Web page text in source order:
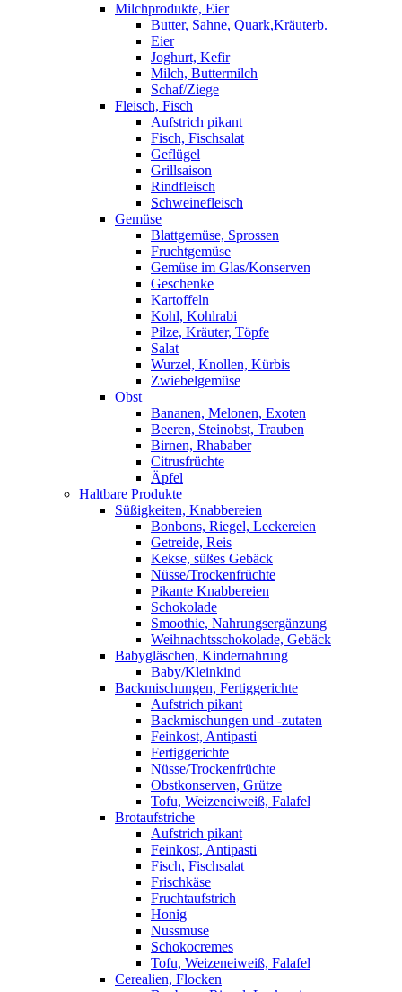
Milchprodukte, Eier
Butter, Sahne, Quark,Kräuterb.
Eier
Joghurt, Kefir
Milch, Buttermilch
Schaf/Ziege
Fleisch, Fisch
Aufstrich pikant
Fisch, Fischsalat
Geflügel
Grillsaison
Rindfleisch
Schweinefleisch
Gemüse
Blattgemüse, Sprossen
Fruchtgemüse
Gemüse im Glas/Konserven
Geschenke
Kartoffeln
Kohl, Kohlrabi
Pilze, Kräuter, Töpfe
Salat
Wurzel, Knollen, Kürbis
Zwiebelgemüse
Obst
Bananen, Melonen, Exoten
Beeren, Steinobst, Trauben
Birnen, Rhababer
Citrusfrüchte
Äpfel
Haltbare Produkte
Süßigkeiten, Knabbereien
Bonbons, Riegel, Leckereien
Getreide, Reis
Kekse, süßes Gebäck
Nüsse/Trockenfrüchte
Pikante Knabbereien
Schokolade
Smoothie, Nahrungsergänzung
Weihnachtsschokolade, Gebäck
Babygläschen, Kindernahrung
Baby/Kleinkind
Backmischungen, Fertiggerichte
Aufstrich pikant
Backmischungen und -zutaten
Feinkost, Antipasti
Fertiggerichte
Nüsse/Trockenfrüchte
Obstkonserven, Grütze
Tofu, Weizeneiweiß, Falafel
Brotaufstriche
Aufstrich pikant
Feinkost, Antipasti
Fisch, Fischsalat
Frischkäse
Fruchtaufstrich
Honig
Nussmuse
Schokocremes
Tofu, Weizeneiweiß, Falafel
Cerealien, Flocken